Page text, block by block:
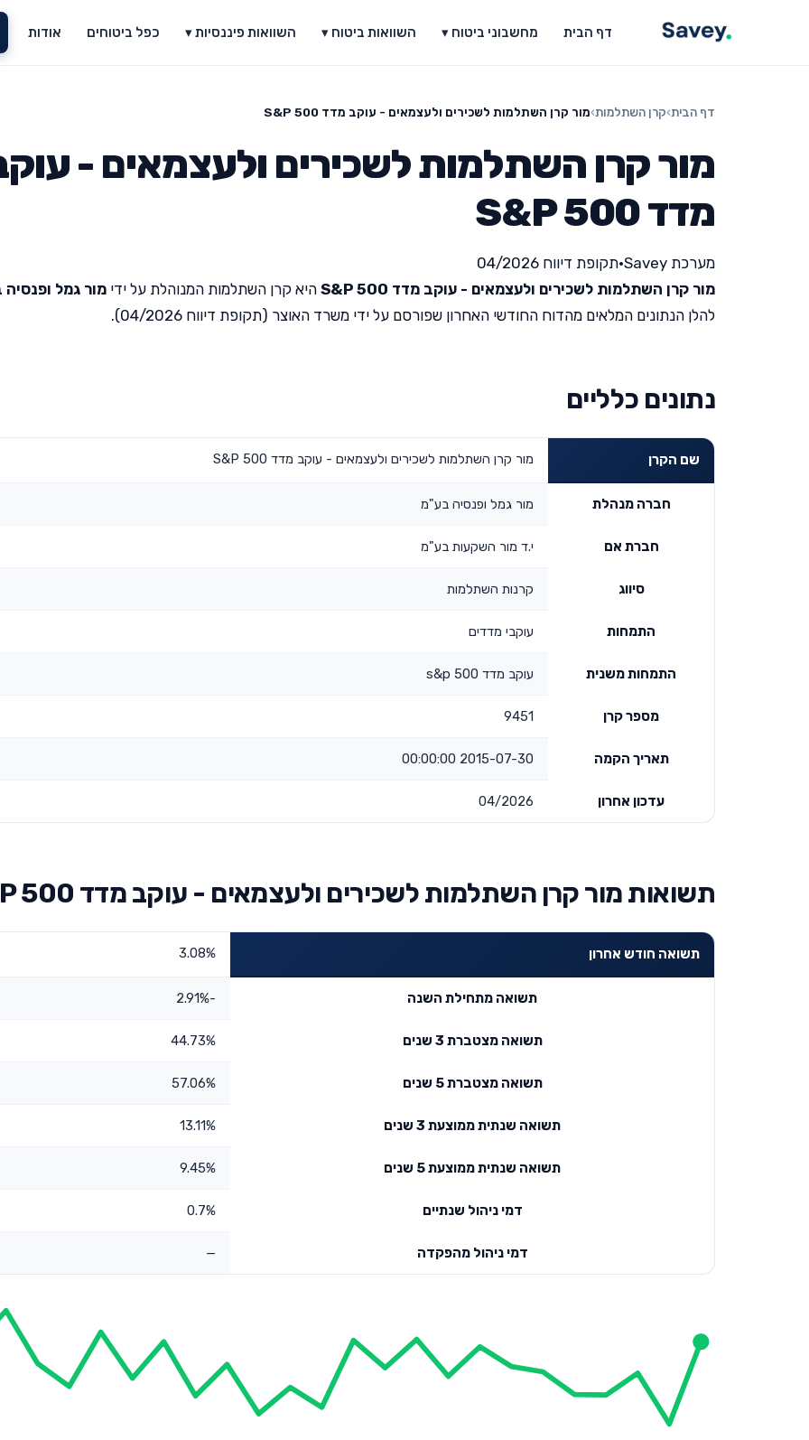
דף הבית מחשבוני ביטוח ▾ השוואות ביטוח ▾ השוואות פיננסיות ▾ כפל ביטוחים אודות
דף הבית›קרן השתלמות›מור קרן השתלמות לשכירים ולעצמאים - עוקב מדד S&P 500
מור קרן השתלמות לשכירים ולעצמאים -
מדד S&P 500
מערכת Savey •תקופת דיווח 04/2026
מור קרן השתלמות לשכירים ולעצמאים - עוקב מדד S&P 500
היא קרן השתלמות המנוהלת על ידי מור גמל
להלן הנתונים המלאים מהדוח החודשי האחרון שפורסם על ידי משרד האוצר (תקופת דיווח 04/2026).
נתונים כלליים
שם הקרן מור קרן השתלמות לשכירים ולעצמאים - עוקב מדד S&P 500
חברה מנהלת מור גמל ופנסיה בע"מ
חברת אם י.ד מור השקעות בע"מ
סיווג קרנות השתלמות
התמחות עוקבי מדדים
התמחות משנית עוקב מדד s&p 500
מספר קרן 9451
תאריך הקמה 2015-07-30 00:00:00
עדכון אחרון 04/2026
תשואות מור קרן השתלמות לשכירים ולעצמאים - עוקב מדד S&P 500
תשואה חודש אחרון 3.08%
תשואה מתחילת השנה -2.91%
תשואה מצטברת 3 שנים 44.73%
תשואה מצטברת 5 שנים 57.06%
תשואה שנתית ממוצעת 3 שנים 13.11%
תשואה שנתית ממוצעת 5 שנים 9.45%
דמי ניהול שנתיים 0.7%
דמי ניהול מהפקדה —